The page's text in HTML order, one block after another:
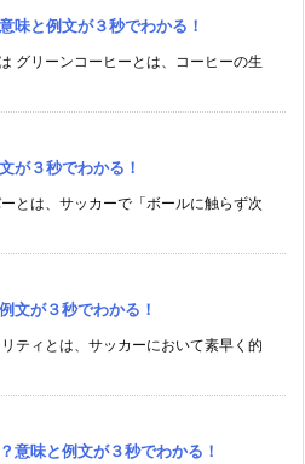
味と例文が３秒でわかる！
グリーンコーヒーとは、コーヒーの生
が３秒でわかる！
とは、サッカーで「ボールに触らず次
文が３秒でわかる！
ティとは、サッカーにおいて素早く的
意味と例文が３秒でわかる！